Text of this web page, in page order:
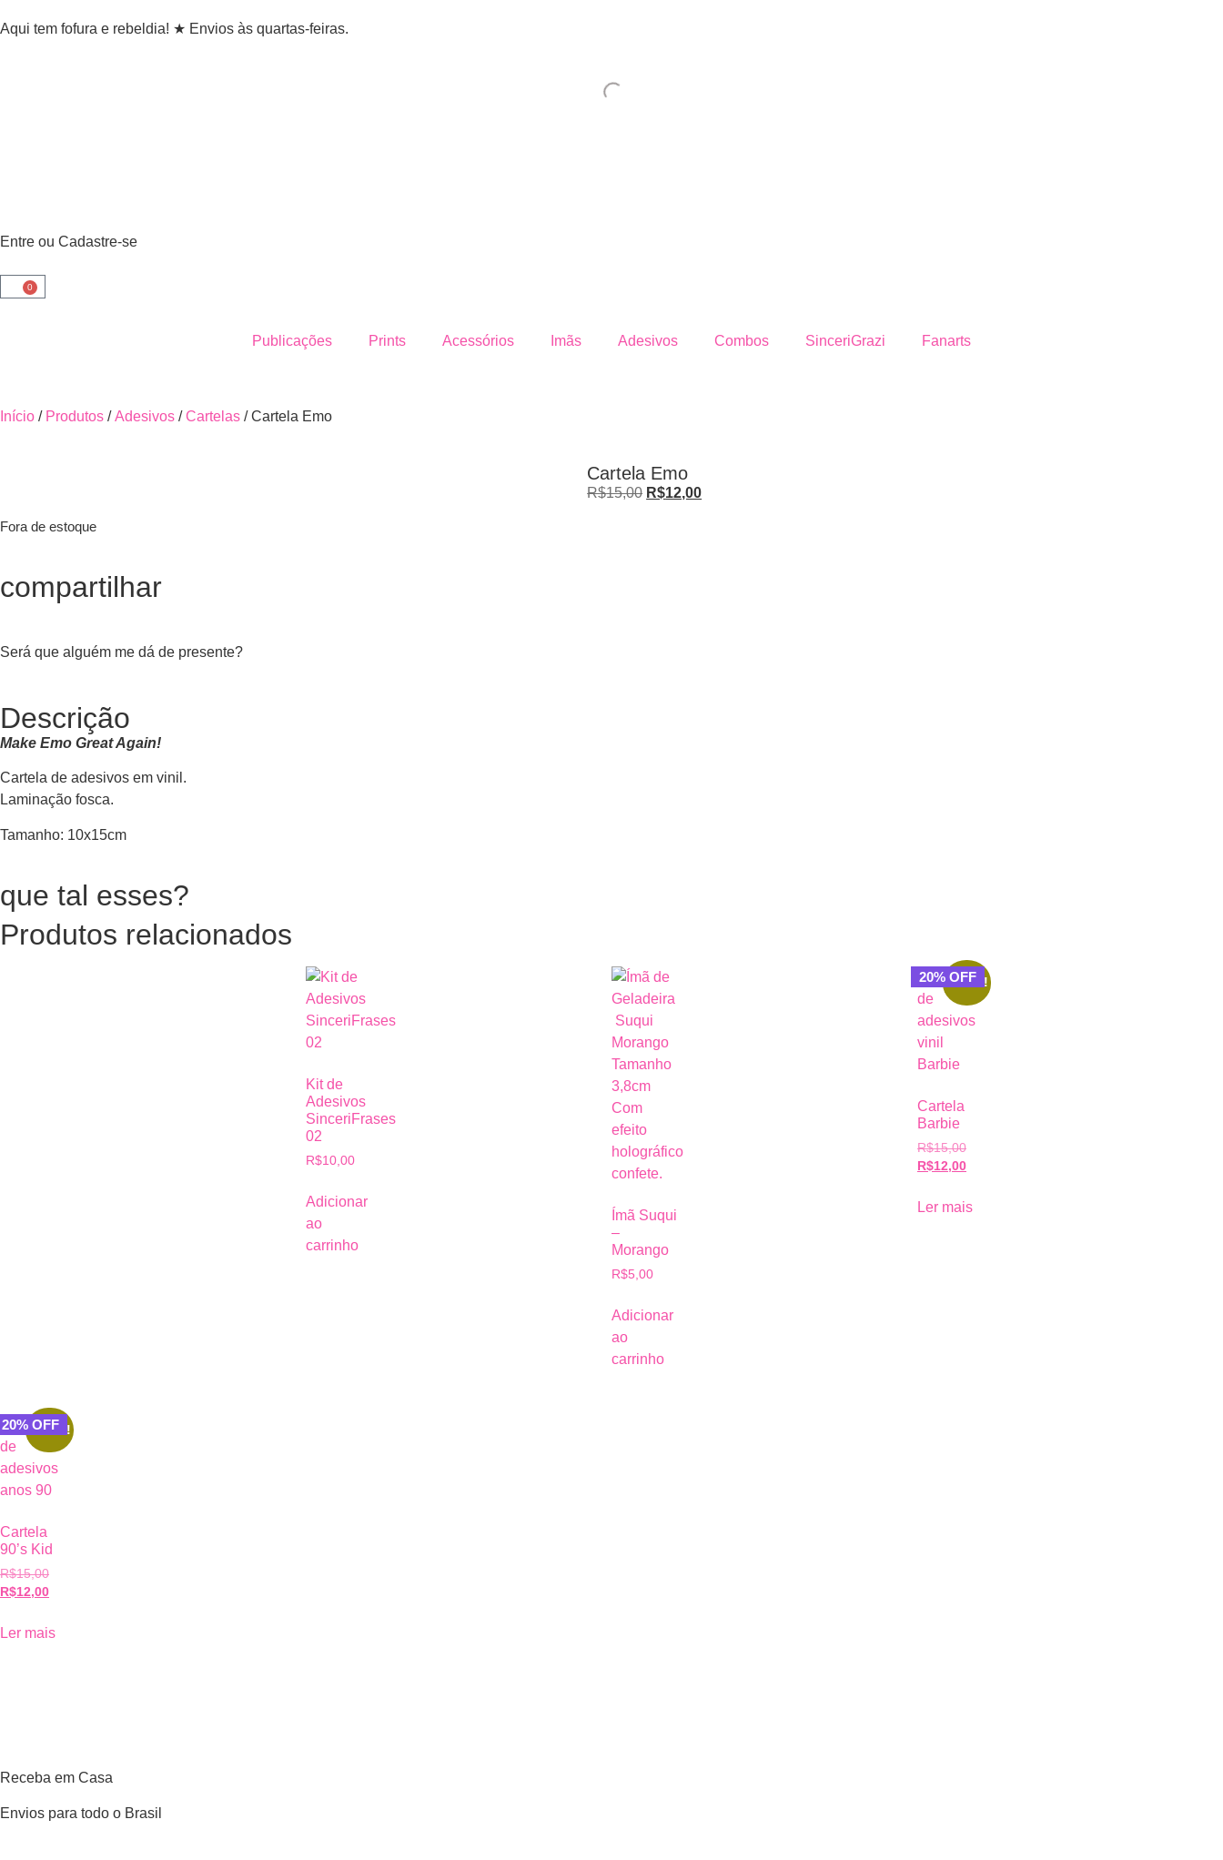
Aqui tem fofura e rebeldia! ★ Envios às quartas-feiras.
Entre ou Cadastre-se
0
Publicações Prints Acessórios Imãs Adesivos Combos SinceriGrazi Fanarts
Início / Produtos /Adesivos /Cartelas / Cartela Emo
Cartela Emo
R$15,00 R$12,00
Fora de estoque
compartilhar
Será que alguém me dá de presente?
Descrição
Make Emo Great Again!
Cartela de adesivos em vinil.
Laminação fosca.
Tamanho: 10x15cm
que tal esses?
Produtos relacionados
Kit de
Adesivos
SinceriFrases
02
R$10,00
Adicionar
ao
carrinho
Ímã Suqui
–
Morango
R$5,00
Adicionar
ao
carrinho
Oferta!
20% OFF
Cartela
Barbie
R$15,00
R$12,00
Ler mais
Oferta!
20% OFF
Cartela
90’s Kid
R$15,00
R$12,00
Ler mais
Receba em Casa
Envios para todo o Brasil